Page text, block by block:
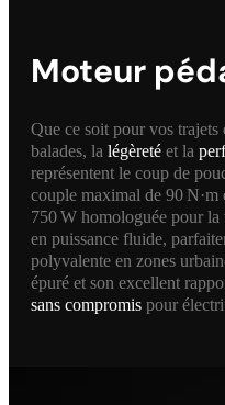
Moteur
Que ce soit pour vos
balades, la légèreté et la
représentent le coup de
couple maximal de 90 N·m
750 W homologuée pour
en puissance fluide,
polyvalente en zones
épuré et son excellent
sans compromis pour